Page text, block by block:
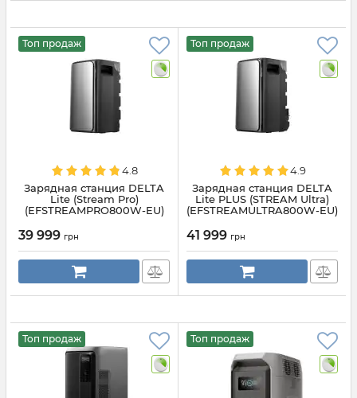
Топ продаж
4.8
Зарядная станция DELTA
Lite (Stream Pro)
(EFSTREAMPRO800W-EU)
39 999 грн
Топ продаж
4.9
Зарядная станция DELTA
Lite PLUS (STREAM Ultra)
(EFSTREAMULTRA800W-EU)
41 999 грн
Топ продаж Топ продаж